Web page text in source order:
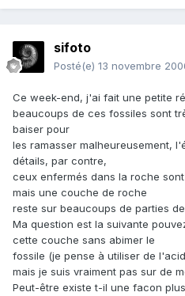
sifoto
Posté(e) 13 novembre
Ce week-end, j'ai fait une petite
beaucoups de ces fossiles sont
baiser pour
les ramasser malheureusement,
détails, par contre,
ceux enfermés dans la roche
mais une couche de roche
reste sur beaucoups de parties
Ma question est la suivante
cette couche sans abimer le
fossile (je pense à utiliser de
mais je suis vraiment pas sur de
Peut-être existe t-il une facon